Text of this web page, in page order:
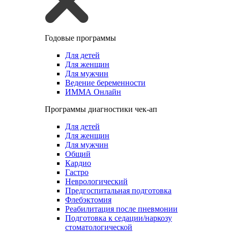
Годовые программы
Для детей
Для женщин
Для мужчин
Ведение беременности
ИММА Онлайн
Программы диагностики чек-ап
Для детей
Для женщин
Для мужчин
Общий
Кардио
Гастро
Неврологический
Предгоспитальная подготовка
Флебэктомия
Реабилитация после пневмонии
Подготовка к седации/наркозу
стоматологической